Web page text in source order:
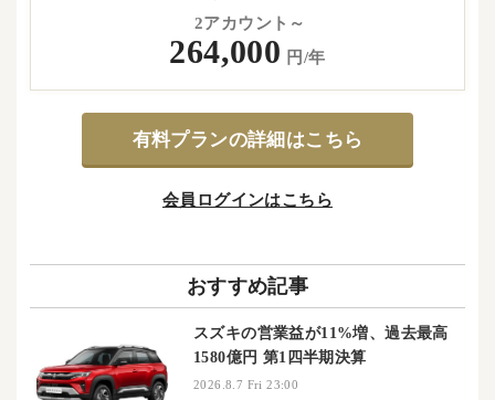
2アカウント～
264,000 円/年
有料プランの詳細はこちら
会員ログインはこちら
おすすめ記事
スズキの営業益が11%増、過去最高
1580億円 第1四半期決算
2026.8.7 Fri 23:00